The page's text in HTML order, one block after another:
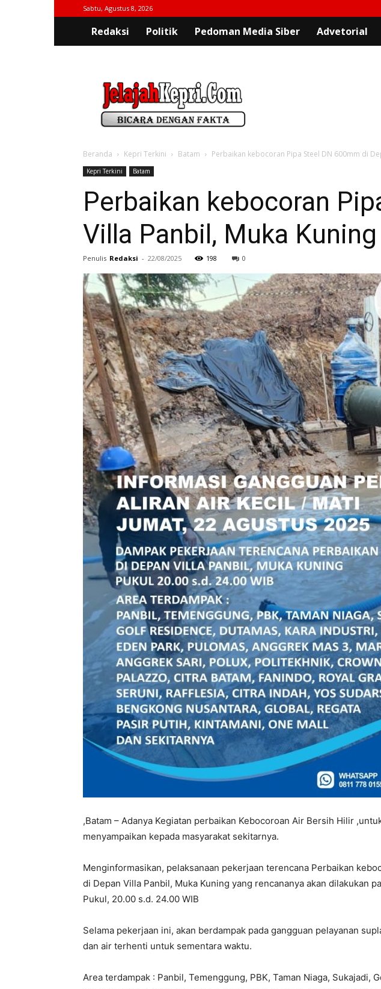
Sabtu, Agustus 8, 2026
Redaksi Politik Pedoman Media Siber Advetorial
Beranda Kepri Terkini Batam Perbaikan kebocoran Pipa Steel DN 600mm di
Kepri Terkini Batam
Perbaikan kebocoran
Villa Panbil, Muka Kuning
Penulis Redaksi - 22/08/2025 198 0
,Batam – Adanya Kegiatan perbaikan Kebocoroan Air Bersih Hilir
menyampaikan kepada masyarakat sekitarnya.
Menginformasikan, pelaksanaan pekerjaan terencana Perbaikan
di Depan Villa Panbil, Muka Kuning yang rencananya akan dilakukan
Pukul, 20.00 s.d. 24.00 WIB
Selama pekerjaan ini, akan berdampak pada gangguan pelayanan
dan air terhenti untuk sementara waktu.
Area terdampak : Panbil, Temenggung, PBK, Taman Niaga, Sukajadi,